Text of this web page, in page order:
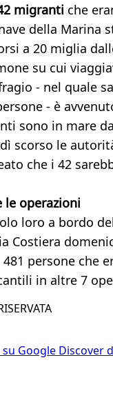
migranti che
della Marina
a 20 miglia
su cui
- nel quale
- è
sono in mare
scorso le
che i 42
le operazioni
loro a bordo
Costiera
persone che
in altre 7
Google Discover